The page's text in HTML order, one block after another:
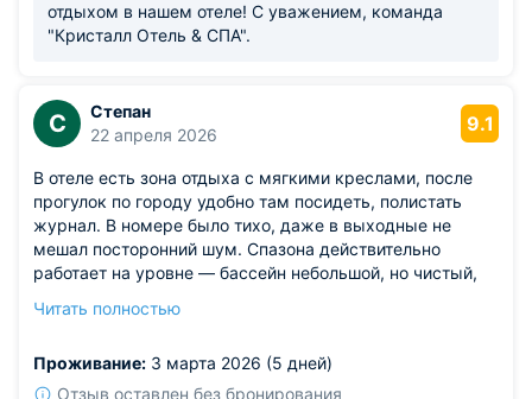
отдыхом в нашем отеле! С уважением, команда
"Кристалл Отель & СПА".
С
Степан
22 апреля 2026
9.1
В отеле есть зона отдыха с мягкими креслами, после
прогулок по городу удобно там посидеть, полистать
журнал. В номере было тихо, даже в выходные не
мешал посторонний шум. Спазона действительно
работает на уровне — бассейн небольшой, но чистый,
после него отличные.
быть пошире — в основном газировка и соки, а
хотелось бы какойнибудь фирменный лимонад или
Читать полностью
Проживание: 3 марта 2026 (5 дней)
Отзыв оставлен без бронирования